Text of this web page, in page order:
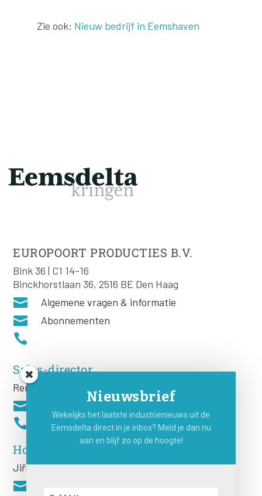
Zie ook: Nieuw bedrijf in Eemshaven
EUROPOORT PRODUCTIES B.V.
Bink 36 | C1 14-16
Binckhorstlaan 36, 2516 BE Den Haag
 Algemene vragen & informatie
 Abonnementen

Sales-director
Remco Rooij


Hoofdredacteur
JiříHartog

Nieuwsbrief
Wekelijks het laatste industrienieuws uit de
Eemsdelta direct in je inbox? Meld je dan nu
aan en blijf zo op de hoogte!